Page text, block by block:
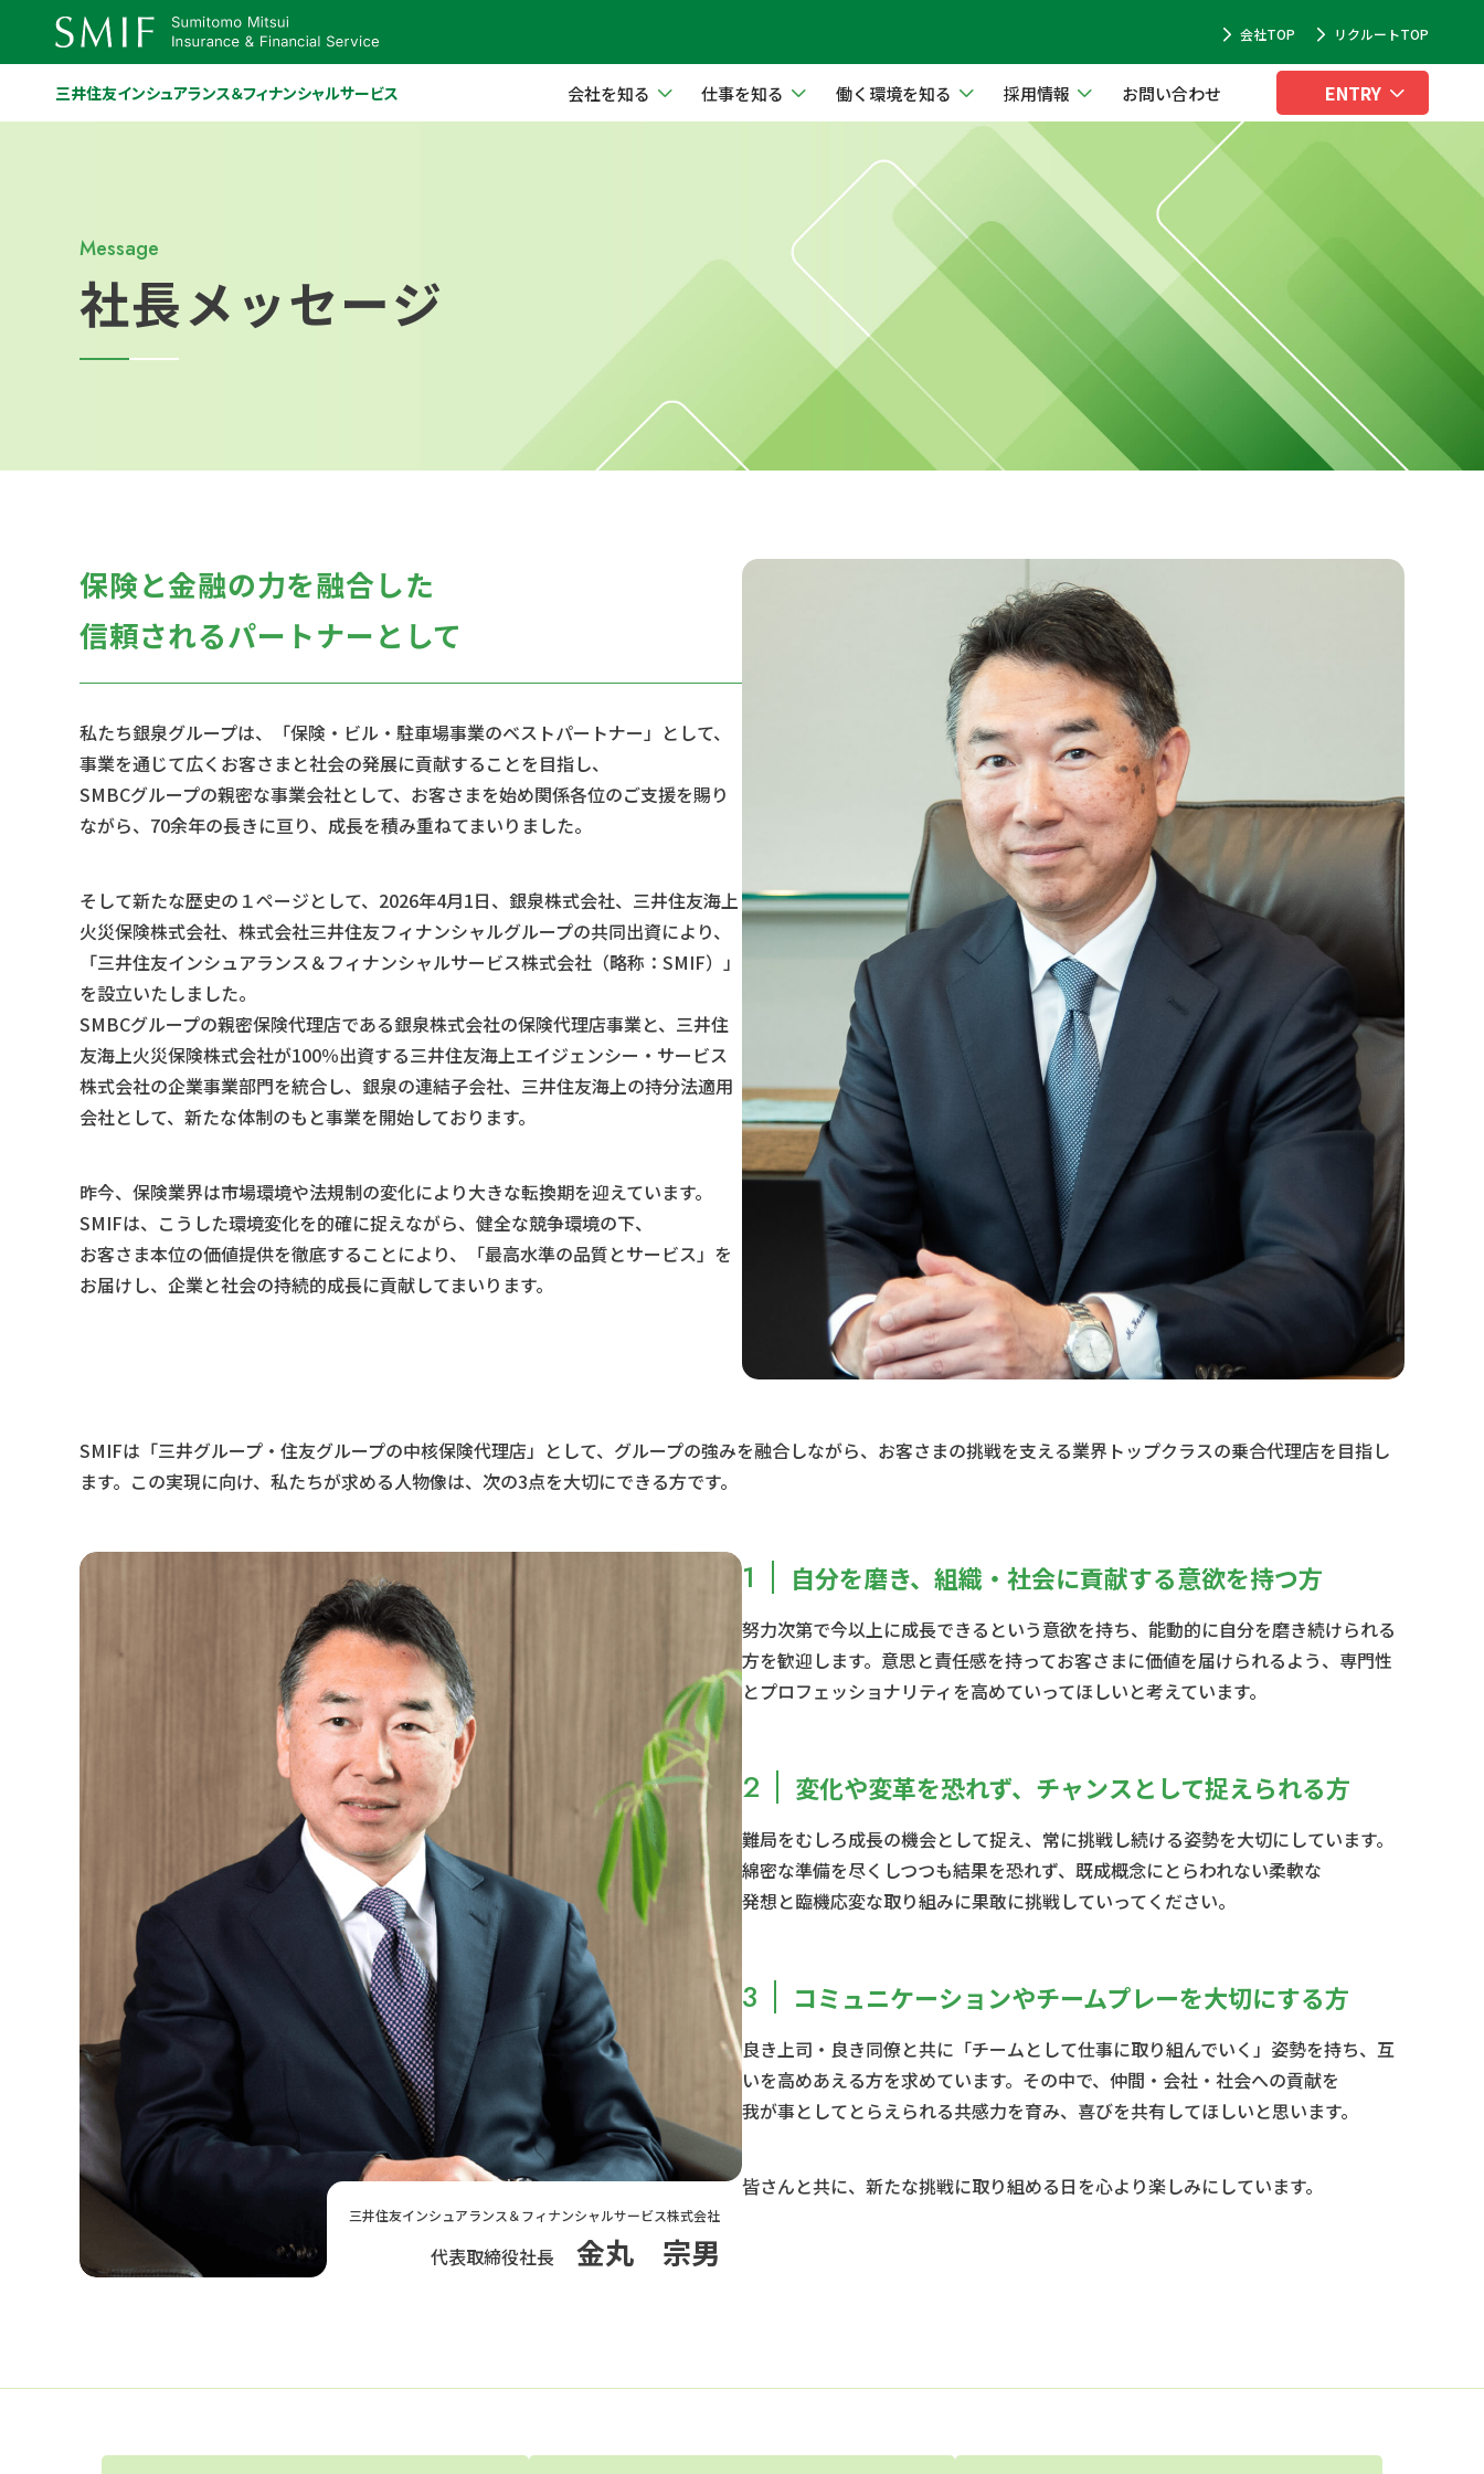
会社TOP リクルートTOP
三井住友インシュアランス＆フィナンシャルサービス 会社を知る 仕事を知る 働く環境を知る 採用情報 お問い合わせ ENTRY
Message
社長メッセージ
保険と金融の力を融合した
信頼されるパートナーとして
私たち銀泉グループは、「保険・ビル・駐車場事業のベストパートナー」として、
事業を通じて広くお客さまと社会の発展に貢献することを目指し、
SMBCグループの親密な事業会社として、お客さまを始め関係各位のご支援を賜り
ながら、70余年の長きに亘り、成長を積み重ねてまいりました。
そして新たな歴史の１ページとして、2026年4月1日、銀泉株式会社、三井住友海上
火災保険株式会社、株式会社三井住友フィナンシャルグループの共同出資により、
「三井住友インシュアランス＆フィナンシャルサービス株式会社（略称：SMIF）」
を設立いたしました。
SMBCグループの親密保険代理店である銀泉株式会社の保険代理店事業と、三井住
友海上火災保険株式会社が100％出資する三井住友海上エイジェンシー・サービス
株式会社の企業事業部門を統合し、銀泉の連結子会社、三井住友海上の持分法適用
会社として、新たな体制のもと事業を開始しております。
昨今、保険業界は市場環境や法規制の変化により大きな転換期を迎えています。
SMIFは、こうした環境変化を的確に捉えながら、健全な競争環境の下、
お客さま本位の価値提供を徹底することにより、「最高水準の品質とサービス」を
お届けし、企業と社会の持続的成長に貢献してまいります。
SMIFは「三井グループ・住友グループの中核保険代理店」として、グループの強みを融合しながら、お客さまの挑戦を支える業界トップクラスの乗合代理店を目指し
ます。この実現に向け、私たちが求める人物像は、次の3点を大切にできる方です。
三井住友インシュアランス＆フィナンシャルサービス株式会社
代表取締役社長 金丸 宗男
1 自分を磨き、組織・社会に貢献する意欲を持つ方
努力次第で今以上に成長できるという意欲を持ち、能動的に自分を磨き続けられる
方を歓迎します。意思と責任感を持ってお客さまに価値を届けられるよう、専門性
とプロフェッショナリティを高めていってほしいと考えています。
2 変化や変革を恐れず、チャンスとして捉えられる方
難局をむしろ成長の機会として捉え、常に挑戦し続ける姿勢を大切にしています。
綿密な準備を尽くしつつも結果を恐れず、既成概念にとらわれない柔軟な
発想と臨機応変な取り組みに果敢に挑戦していってください。
3 コミュニケーションやチームプレーを大切にする方
良き上司・良き同僚と共に「チームとして仕事に取り組んでいく」姿勢を持ち、互
いを高めあえる方を求めています。その中で、仲間・会社・社会への貢献を
我が事としてとらえられる共感力を育み、喜びを共有してほしいと思います。
皆さんと共に、新たな挑戦に取り組める日を心より楽しみにしています。